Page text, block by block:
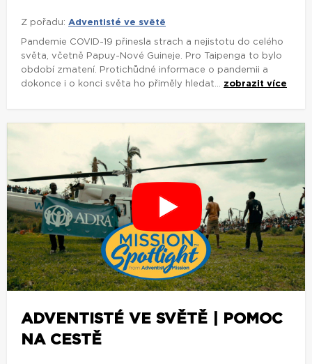
Z pořadu: Adventisté ve světě
Pandemie COVID-19 přinesla strach a nejistotu do celého
světa, včetně Papuy-Nové Guineje. Pro Taipenga to bylo
období zmatení. Protichůdné informace o pandemii a
dokonce i o konci světa ho přiměly hledat... zobrazit více
ADVENTISTÉ VE SVĚTĚ | POMOC
NA CESTĚ